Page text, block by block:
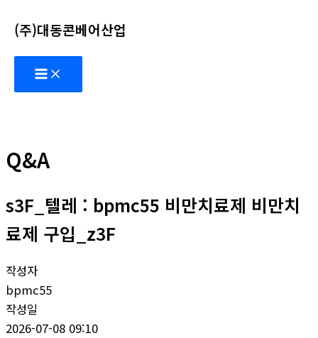
텐
츠
건
기
(주)대동콘베어산업
Main
Menu
Q&A
s3F_텔레 : bpmc55 비만치료제 비만치
료제 구입_z3F
작성자
bpmc55
작성일
2026-07-08 09:10